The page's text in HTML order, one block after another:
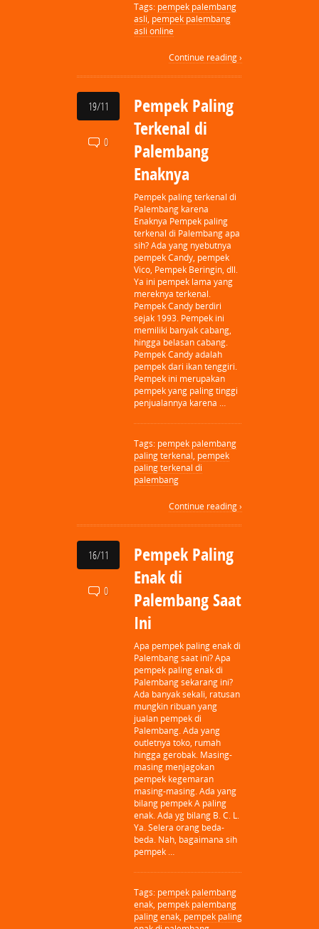
Tags: pempek palembang
asli, pempek palembang
asli online
Continue reading ›
19/11
0
Pempek Paling
Terkenal di
Palembang
Enaknya
Pempek paling terkenal di
Palembang karena
Enaknya Pempek paling
terkenal di Palembang apa
sih? Ada yang nyebutnya
pempek Candy, pempek
Vico, Pempek Beringin, dll.
Ya ini pempek lama yang
mereknya terkenal.
Pempek Candy berdiri
sejak 1993. Pempek ini
memiliki banyak cabang,
hingga belasan cabang.
Pempek Candy adalah
pempek dari ikan tenggiri.
Pempek ini merupakan
pempek yang paling tinggi
penjualannya karena …
Tags: pempek palembang
paling terkenal, pempek
paling terkenal di
palembang
Continue reading ›
16/11
0
Pempek Paling
Enak di
Palembang Saat
Ini
Apa pempek paling enak di
Palembang saat ini? Apa
pempek paling enak di
Palembang sekarang ini?
Ada banyak sekali, ratusan
mungkin ribuan yang
jualan pempek di
Palembang. Ada yang
outletnya toko, rumah
hingga gerobak. Masing-
masing menjagokan
pempek kegemaran
masing-masing. Ada yang
bilang pempek A paling
enak. Ada yg bilang B. C. L.
Ya. Selera orang beda-
beda. Nah, bagaimana sih
pempek …
Tags: pempek palembang
enak, pempek palembang
paling enak, pempek paling